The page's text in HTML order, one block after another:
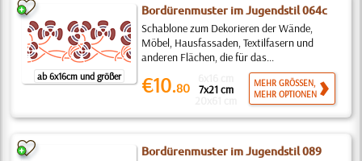
ab 6x16cm und größer
Bordürenmuster im Jugendstil 064c
Schablone zum Dekorieren der Wände,
Möbel, Hausfassaden, Textilfasern und
anderen Flächen, die für das...
€10.80 7x21 cm
MEHR GRÖSSEN,
MEHR OPTIONEN
Bordürenmuster im Jugendstil 089